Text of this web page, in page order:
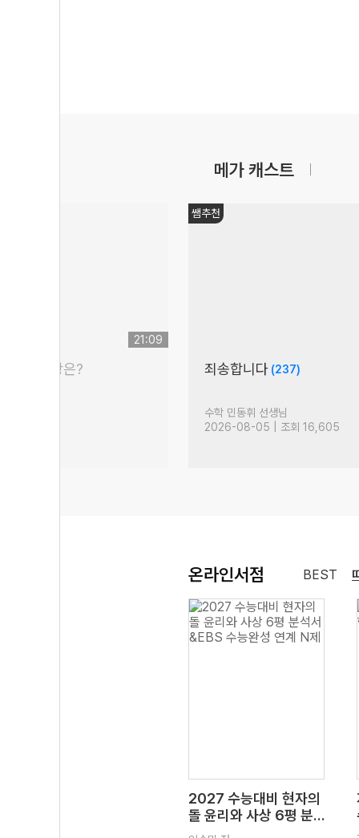
메가 캐스트
21:09
이슈 문항은?
쌤추천
죄송합니다 (237)
수학 민동휘 선생님
2026-08-05 | 조회 16,605
온라인서점 BEST
2027 수능대비 현자의
돌 윤리와 사상 6평 분
석서&EBS 수능완성 연